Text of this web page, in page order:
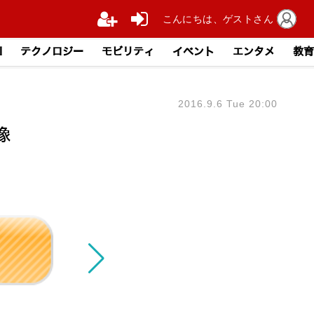
テクノロジー モビリティ イベント エンタメ 教育
2016.9.6 Tue 20:00
こんにちは、ゲストさん